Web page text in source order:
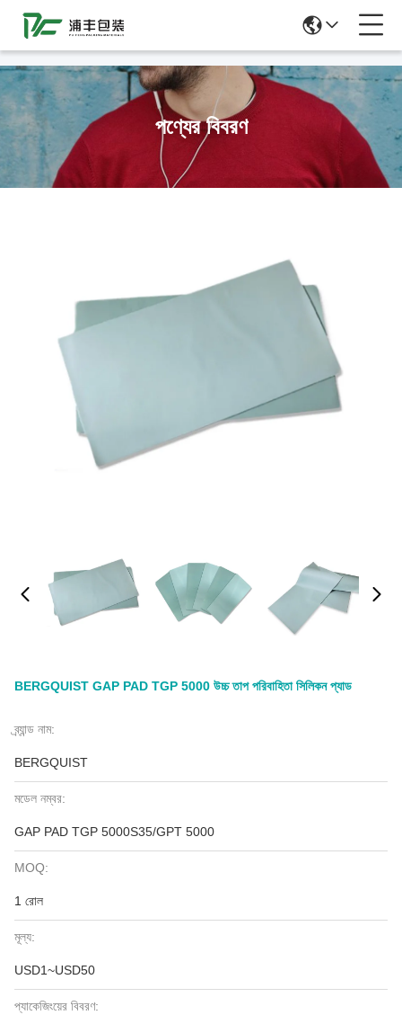
পণ্যের বিবরণ
BERGQUIST GAP PAD TGP 5000 উচ্চ তাপ পরিবাহিতা সিলিকন প্যাড
ব্র্যান্ড নাম:
BERGQUIST
মডেল নম্বর:
GAP PAD TGP 5000S35/GPT 5000
MOQ:
1 রোল
মূল্য:
USD1~USD50
প্যাকেজিংয়ের বিবরণ: